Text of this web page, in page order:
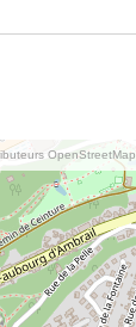
OpenStreetMap